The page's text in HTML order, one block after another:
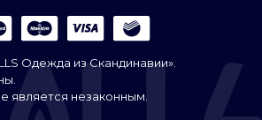
Одежда из Скандинавии».
является незаконным.